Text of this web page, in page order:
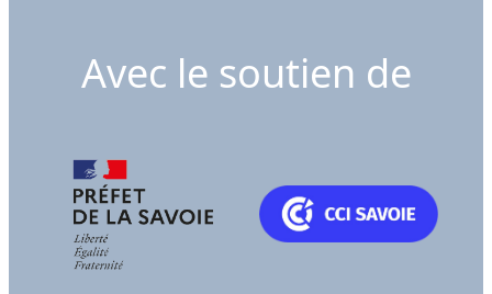
Avec le soutien de